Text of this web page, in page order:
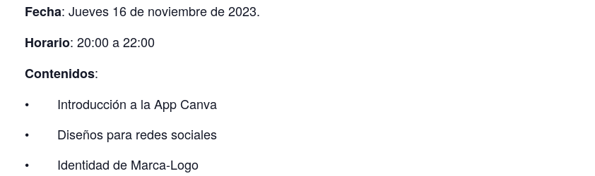
Fecha: Jueves 16 de noviembre de 2023.
Horario: 20:00 a 22:00
Contenidos:
• Introducción a la App Canva
• Diseños para redes sociales
• Identidad de Marca-Logo